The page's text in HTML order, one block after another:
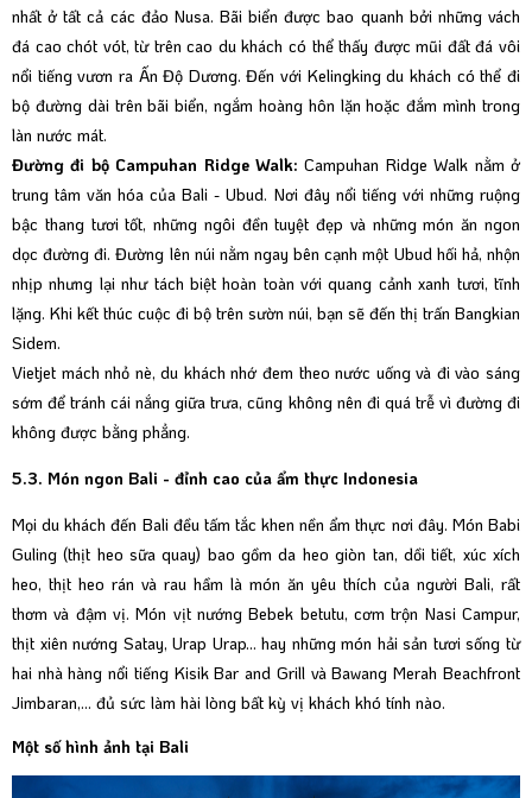
nhất ở tất cả các đảo Nusa. Bãi biển được bao quanh bởi những vách
đá cao chót vót, từ trên cao du khách có thể thấy được mũi đất đá vôi
nổi tiếng vươn ra Ấn Độ Dương. Đến với Kelingking du khách có thể đi
bộ đường dài trên bãi biển, ngắm hoàng hôn lặn hoặc đắm mình trong
làn nước mát.
Đường đi bộ Campuhan Ridge Walk: Campuhan Ridge Walk nằm ở
trung tâm văn hóa của Bali - Ubud. Nơi đây nổi tiếng với những ruộng
bậc thang tươi tốt, những ngôi đền tuyệt đẹp và những món ăn ngon
dọc đường đi. Đường lên núi nằm ngay bên cạnh một Ubud hối hả, nhộn
nhịp nhưng lại như tách biệt hoàn toàn với quang cảnh xanh tươi, tĩnh
lặng. Khi kết thúc cuộc đi bộ trên sườn núi, bạn sẽ đến thị trấn Bangkian
Sidem.
Vietjet mách nhỏ nè, du khách nhớ đem theo nước uống và đi vào sáng
sớm để tránh cái nắng giữa trưa, cũng không nên đi quá trễ vì đường đi
không được bằng phẳng.
5.3. Món ngon Bali - đỉnh cao của ẩm thực Indonesia
Mọi du khách đến Bali đều tấm tắc khen nền ẩm thực nơi đây. Món Babi
Guling (thịt heo sữa quay) bao gồm da heo giòn tan, dồi tiết, xúc xích
heo, thịt heo rán và rau hầm là món ăn yêu thích của người Bali, rất
thơm và đậm vị. Món vịt nướng Bebek betutu, cơm trộn Nasi Campur,
thịt xiên nướng Satay, Urap Urap... hay những món hải sản tươi sống từ
hai nhà hàng nổi tiếng Kisik Bar and Grill và Bawang Merah Beachfront
Jimbaran,... đủ sức làm hài lòng bất kỳ vị khách khó tính nào.
Một số hình ảnh tại Bali